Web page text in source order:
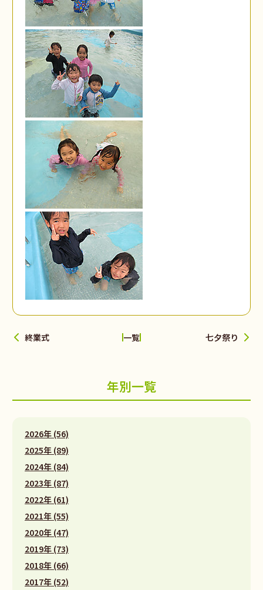
終業式 一覧 七夕祭り
年別一覧
2026年 (56)
2025年 (89)
2024年 (84)
2023年 (87)
2022年 (61)
2021年 (55)
2020年 (47)
2019年 (73)
2018年 (66)
2017年 (52)